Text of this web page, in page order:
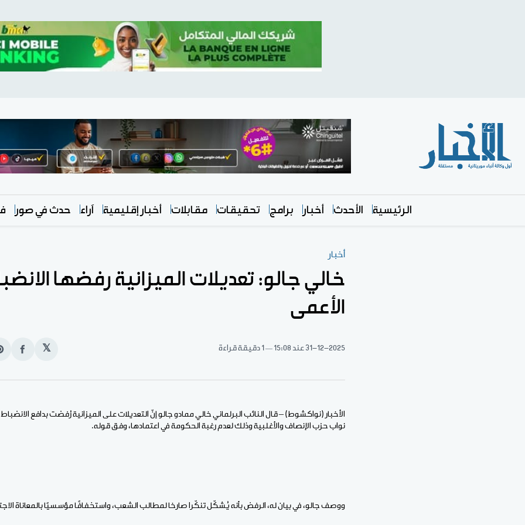
الرئيسية الأحدث أخبار برامج تحقيقات مقابلات أخبار إقليمية آراء حدث في صور
أخبار
خالي جالو: تعديلات الميزانية رفضها
الأعمى
31-12-2025 عند 15:08 1 دقيقة قراءة 𝕏
انشر
الأخبار (نواكشوط) – قال النائب البرلماني خالي ممادو جالو إنّ التعديلات على الميزانية رُفضت بدافع
نواب حزب الإنصاف والأغلبية وذلك لعدم رغبة الحكومة في اعتمادها، وفق قوله.
ووصف جالو، في بيان له، الرفض بأنه يُشكّل تنكّرا صارخا لمطالب الشعب، واستخفافًا مؤسسيًا بالمعاناة